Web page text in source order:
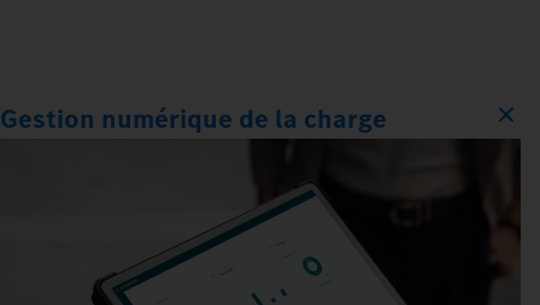
Gestion numérique de la charge